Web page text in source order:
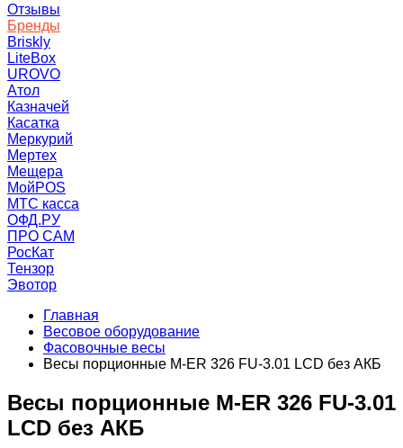
Отзывы
Бренды
Briskly
LiteBox
UROVO
Атол
Казначей
Касатка
Меркурий
Мертех
Мещера
МойPOS
МТС касса
ОФД.РУ
ПРО САМ
РосКат
Тензор
Эвотор
Главная
Весовое оборудование
Фасовочные весы
Весы порционные M-ER 326 FU-3.01 LCD без АКБ
Весы порционные M-ER 326 FU-3.01
LCD без АКБ